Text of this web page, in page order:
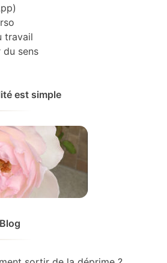
travail
du sens
est simple